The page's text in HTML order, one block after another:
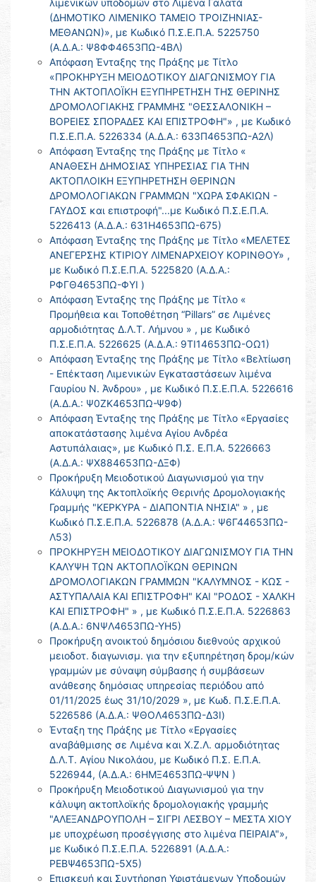
λιμενικών υποδομών στο Λιμένα Γαλατά
(ΔΗΜΟΤΙΚΟ ΛΙΜΕΝΙΚΟ ΤΑΜΕΙΟ ΤΡΟΙΖΗΝΙΑΣ-
ΜΕΘΑΝΩΝ)», με Κωδικό Π.Σ.Ε.Π.Α. 5225750
(Α.Δ.Α.: Ψ8ΦΦ4653ΠΩ-4ΒΛ)
Απόφαση Ένταξης της Πράξης με Τίτλο
«ΠΡΟΚΗΡΥΞΗ ΜΕΙΟΔΟΤΙΚΟΥ ΔΙΑΓΩΝΙΣΜΟΥ ΓΙΑ
ΤΗΝ ΑΚΤΟΠΛΟΪΚΗ ΕΞΥΠΗΡΕΤΗΣΗ ΤΗΣ ΘΕΡΙΝΗΣ
ΔΡΟΜΟΛΟΓΙΑΚΗΣ ΓΡΑΜΜΗΣ "ΘΕΣΣΑΛΟΝΙΚΗ –
ΒΟΡΕΙΕΣ ΣΠΟΡΑΔΕΣ ΚΑΙ ΕΠΙΣΤΡΟΦΗ"» , με Κωδικό
Π.Σ.Ε.Π.Α. 5226334 (Α.Δ.Α.: 633Π4653ΠΩ-Α2Λ)
Απόφαση Ένταξης της Πράξης με Τίτλο «
ΑΝΑΘΕΣΗ ΔΗΜΟΣΙΑΣ ΥΠΗΡΕΣΙΑΣ ΓΙΑ ΤΗΝ
ΑΚΤΟΠΛΟΙΚΗ ΕΞΥΠΗΡΕΤΗΣΗ ΘΕΡΙΝΩΝ
ΔΡΟΜΟΛΟΓΙΑΚΩΝ ΓΡΑΜΜΩΝ "ΧΩΡΑ ΣΦΑΚΙΩΝ -
ΓΑΥΔΟΣ και επιστροφή"...με Κωδικό Π.Σ.Ε.Π.Α.
5226413 (Α.Δ.Α.: 631Η4653ΠΩ-675)
Απόφαση Ένταξης της Πράξης με Τίτλο «ΜΕΛΕΤΕΣ
ΑΝΕΓΕΡΣΗΣ ΚΤΙΡΙΟΥ ΛΙΜΕΝΑΡΧΕΙΟΥ ΚΟΡΙΝΘΟΥ» ,
με Κωδικό Π.Σ.Ε.Π.Α. 5225820 (Α.Δ.Α.:
ΡΦΓΘ4653ΠΩ-ΦΥΙ )
Απόφαση Ένταξης της Πράξης με Τίτλο «
Προμήθεια και Τοποθέτηση “Pillars” σε Λιμένες
αρμοδιότητας Δ.Λ.Τ. Λήμνου » , με Κωδικό
Π.Σ.Ε.Π.Α. 5226625 (Α.Δ.Α.: 9ΤΙ14653ΠΩ-ΟΩ1)
Απόφαση Ένταξης της Πράξης με Τίτλο «Βελτίωση
- Επέκταση Λιμενικών Εγκαταστάσεων λιμένα
Γαυρίου Ν. Άνδρου» , με Κωδικό Π.Σ.Ε.Π.Α. 5226616
(Α.Δ.Α.: Ψ0ΖΚ4653ΠΩ-Ψ9Φ)
Απόφαση Ένταξης της Πράξης με Τίτλο «Εργασίες
αποκατάστασης λιμένα Αγίου Ανδρέα
Αστυπάλαιας», με Κωδικό Π.Σ. Ε.Π.Α. 5226663
(Α.Δ.Α.: ΨΧ884653ΠΩ-ΔΞΦ)
Προκήρυξη Μειοδοτικού Διαγωνισμού για την
Κάλυψη της Ακτοπλοϊκής Θερινής Δρομολογιακής
Γραμμής "ΚΕΡΚΥΡΑ - ΔΙΑΠΟΝΤΙΑ ΝΗΣΙΑ" » , με
Κωδικό Π.Σ.Ε.Π.Α. 5226878 (Α.Δ.Α.: Ψ6Γ44653ΠΩ-
Λ53)
ΠΡΟΚΗΡΥΞΗ ΜΕΙΟΔΟΤΙΚΟΥ ΔΙΑΓΩΝΙΣΜΟΥ ΓΙΑ ΤΗΝ
ΚΑΛΥΨΗ ΤΩΝ ΑΚΤΟΠΛΟΪΚΩΝ ΘΕΡΙΝΩΝ
ΔΡΟΜΟΛΟΓΙΑΚΩΝ ΓΡΑΜΜΩΝ "ΚΑΛΥΜΝΟΣ - ΚΩΣ -
ΑΣΤΥΠΑΛΑΙΑ ΚΑΙ ΕΠΙΣΤΡΟΦΗ" ΚΑΙ "ΡΟΔΟΣ - ΧΑΛΚΗ
ΚΑΙ ΕΠΙΣΤΡΟΦΗ" » , με Κωδικό Π.Σ.Ε.Π.Α. 5226863
(Α.Δ.Α.: 6ΝΨΛ4653ΠΩ-ΥΗ5)
Προκήρυξη ανοικτού δημόσιου διεθνούς αρχικού
μειοδοτ. διαγωνισμ. για την εξυπηρέτηση δρομ/κών
γραμμών με σύναψη σύμβασης ή συμβάσεων
ανάθεσης δημόσιας υπηρεσίας περιόδου από
01/11/2025 έως 31/10/2029 », με Κωδ. Π.Σ.Ε.Π.Α.
5226586 (Α.Δ.Α.: ΨΘΟΛ4653ΠΩ-Δ3Ι)
Ένταξη της Πράξης με Τίτλο «Εργασίες
αναβάθμισης σε Λιμένα και Χ.Ζ.Λ. αρμοδιότητας
Δ.Λ.Τ. Αγίου Νικολάου, με Κωδικό Π.Σ. Ε.Π.Α.
5226944, (Α.Δ.Α.: 6ΗΜΞ4653ΠΩ-ΨΨΝ )
Προκήρυξη Μειοδοτικού Διαγωνισμού για την
κάλυψη ακτοπλοϊκής δρομολογιακής γραμμής
"ΑΛΕΞΑΝΔΡΟΥΠΟΛΗ – ΣΙΓΡΙ ΛΕΣΒΟΥ – ΜΕΣΤΑ ΧΙΟΥ
με υποχρέωση προσέγγισης στο λιμένα ΠΕΙΡΑΙΑ"»,
με Κωδικό Π.Σ.Ε.Π.Α. 5226891 (Α.Δ.Α.:
ΡΕΒΨ4653ΠΩ-5Χ5)
Επισκευή και Συντήρηση Υφιστάμενων Υποδομών